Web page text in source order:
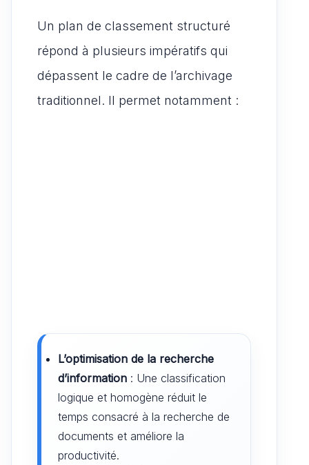
Un plan de classement structuré
répond à plusieurs impératifs qui
dépassent le cadre de l’archivage
traditionnel. Il permet notamment :
L’optimisation de la recherche
d’information : Une classification
logique et homogène réduit le
temps consacré à la recherche de
documents et améliore la
productivité.